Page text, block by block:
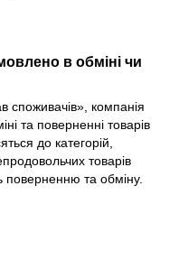
в обміні чи
споживачів» , компанія
та поверненні товарів
до категорій,
товарів
поверненню та обміну.